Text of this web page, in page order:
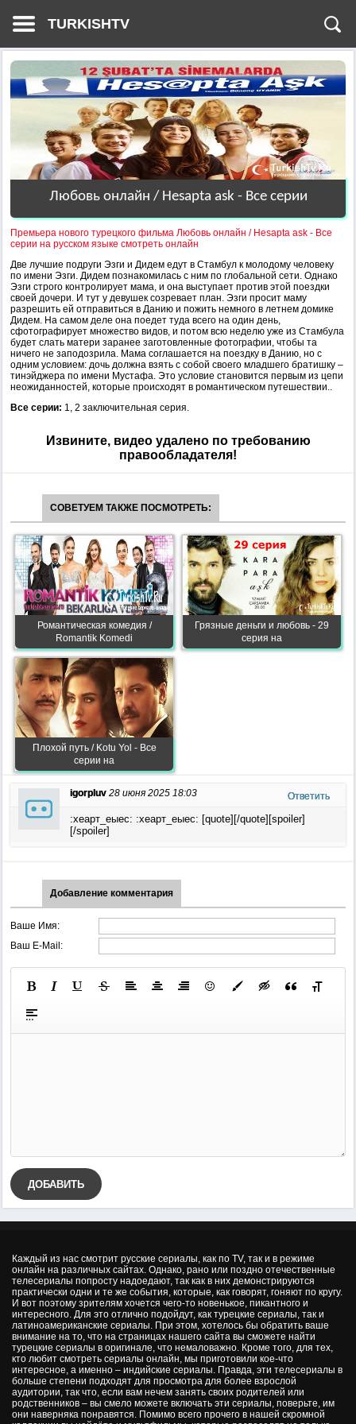
TURKISHTV
Любовь онлайн / Hesapta ask - Все серии
Премьера нового турецкого фильма Любовь онлайн / Hesapta ask - Все
серии на русском языке смотреть онлайн
Две лучшие подруги Эзги и Дидем едут в Стамбул к молодому человеку
по имени Эзги. Дидем познакомилась с ним по глобальной сети. Однако
Эзги строго контролирует мама, и она выступает против этой поездки
своей дочери. И тут у девушек созревает план. Эзги просит маму
разрешить ей отправиться в Данию и пожить немного в летнем домике
Дидем. На самом деле она поедет туда всего на один день,
сфотографирует множество видов, и потом всю неделю уже из Стамбула
будет слать матери заранее заготовленные фотографии, чтобы та
ничего не заподозрила. Мама соглашается на поездку в Данию, но с
одним условием: дочь должна взять с собой своего младшего братишку –
тинэйджера по имени Мустафа. Это условие становится первым из цепи
неожиданностей, которые происходят в романтическом путешествии..
Все серии: 1, 2 заключительная серия.
Извините, видео удалено по требованию
правообладателя!
СОВЕТУЕМ ТАКЖЕ ПОСМОТРЕТЬ:
Романтическая комедия /
Romantik Komedi
Грязные деньги и любовь - 29
серия на
Плохой путь / Kotu Yol - Все
серии на
igorpluv 28 июня 2025 18:03 Ответить
:хеарт_еыес: :хеарт_еыес: [quote][/quote][spoiler]
[/spoiler]
Добавление комментария
Ваше Имя:
Ваш E-Mail:
ДОБАВИТЬ
Каждый из нас смотрит русские сериалы, как по TV, так и в режиме
онлайн на различных сайтах. Однако, рано или поздно отечественные
телесериалы попросту надоедают, так как в них демонстрируются
практически одни и те же события, которые, как говорят, гоняют по кругу.
И вот поэтому зрителям хочется чего-то новенькое, пикантного и
интересного. Для это отлично подойдут, как турецкие сериалы, так и
латиноамериканские сериалы. При этом, хотелось бы обратить ваше
внимание на то, что на страницах нашего сайта вы сможете найти
турецкие сериалы в оригинале, что немаловажно. Кроме того, для тех,
кто любит смотреть сериалы онлайн, мы приготовили кое-что
интересное, а именно – индийские сериалы. Правда, эти телесериалы в
больше степени подходят для просмотра для более взрослой
аудитории, так что, если вам нечем занять своих родителей или
родственников – вы смело можете включать эти сериалы, поверьте, им
они наверняка понравятся. Помимо всего прочего в нашей скромной